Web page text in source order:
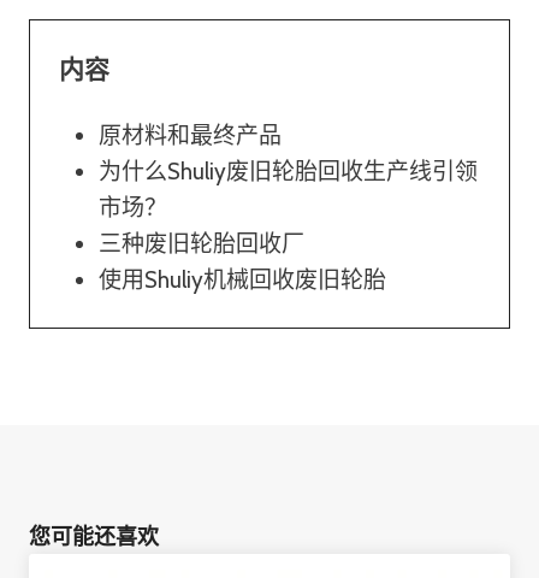
内容
原材料和最终产品
为什么Shuliy废旧轮胎回收生产线引领
市场？
三种废旧轮胎回收厂
使用Shuliy机械回收废旧轮胎
您可能还喜欢